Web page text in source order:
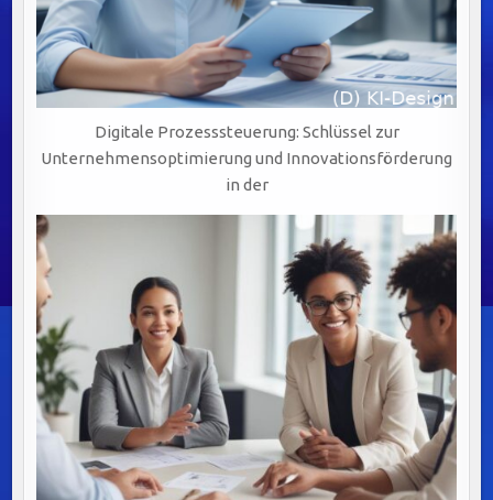
Digitale Prozesssteuerung: Schlüssel zur
Unternehmensoptimierung und Innovationsförderung
in der